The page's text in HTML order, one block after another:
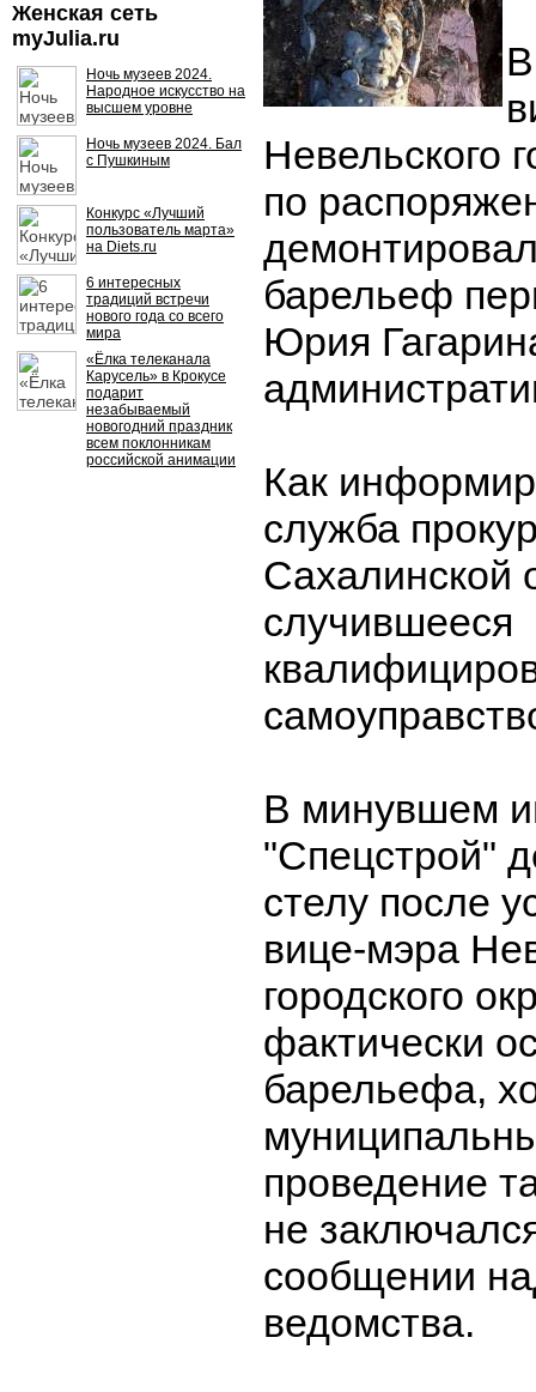
Женская сеть
myJulia.ru
Ночь музеев 2024.
Народное искусство на
высшем уровне
Ночь музеев 2024. Бал
с Пушкиным
Конкурс «Лучший
пользователь марта»
на Diets.ru
6 интересных
традиций встречи
нового года со всего
мира
«Ёлка телеканала
Карусель» в Крокусе
подарит
незабываемый
новогодний праздник
всем поклонникам
российской анимации
Невельского
по
барельеф
Юрия
Как
служба
Сахалинской
случившееся
В минувшем
"Спецстрой"
стелу после
вице-мэра
городского
фактически
барельефа,
проведение
не
сообщении
ведомства.